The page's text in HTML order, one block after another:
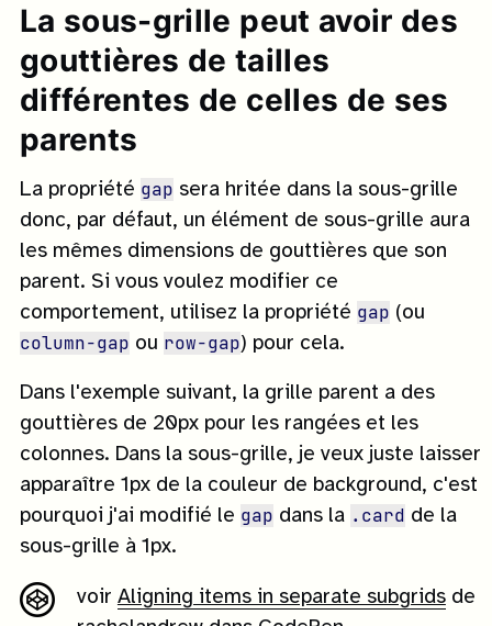
La sous-grille peut avoir des
gouttières de tailles
différentes de celles de ses
parents
La propriété gap sera hritée dans la sous-grille
donc, par défaut, un élément de sous-grille aura
les mêmes dimensions de gouttières que son
parent. Si vous voulez modifier ce
comportement, utilisez la propriété gap (ou
column-gap ou row-gap) pour cela.
Dans l'exemple suivant, la grille parent a des
gouttières de 20px pour les rangées et les
colonnes. Dans la sous-grille, je veux juste laisser
apparaître 1px de la couleur de background, c'est
pourquoi j'ai modifié le gap dans la .card de la
sous-grille à 1px.
voir Aligning items in separate subgridsde